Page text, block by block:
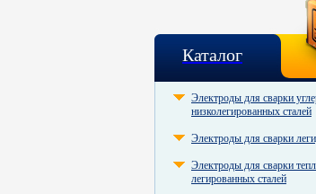
Каталог
Электроды для сварки
низколегированных сталей
Электроды для сварки
Электроды для сварки
легированных сталей